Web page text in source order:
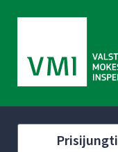
Prisijungti